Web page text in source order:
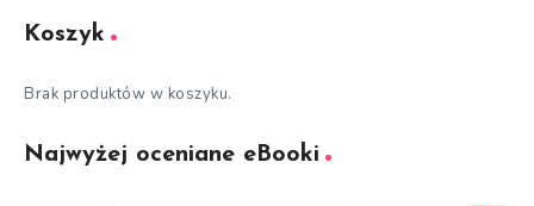
Koszyk
Brak produktów w koszyku.
Najwyżej oceniane eBooki